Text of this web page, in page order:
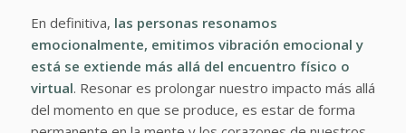
En definitiva, las personas resonamos
emocionalmente, emitimos vibración emocional y
está se extiende más allá del encuentro físico o
virtual. Resonar es prolongar nuestro impacto más allá
del momento en que se produce, es estar de forma